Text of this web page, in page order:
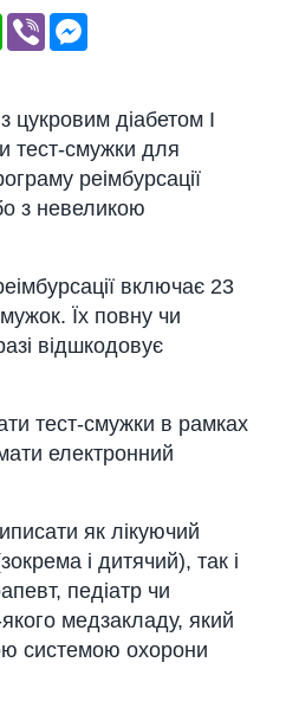
WhatsApp
Viber
цукровим діабетом І
тест-смужки для
реімбурсації
з невеликою
включає 23
Їх повну чи
відшкодовує
тест-смужки в рамках
електронний
як лікуючий
і дитячий), так і
педіатр чи
медзакладу, який
системою охорони